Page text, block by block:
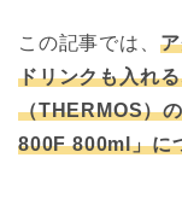
この記事では、
ドリンクも入れ
（THERMOS）
800F 800ml」に